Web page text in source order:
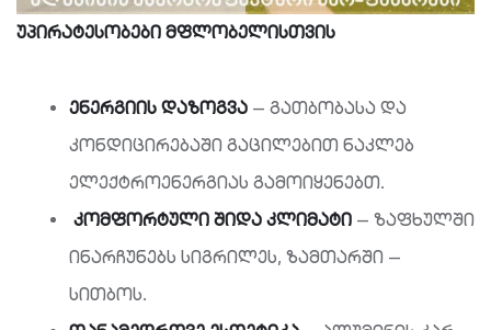
უპირატესობები მფლობელისთვის
ენერგიის დაზოგვა — გათბობასა და
კონდიცირებაში გაცილებით ნაკლებ
ელექტროენერგიას გამოიყენებთ.
კომფორტული შიდა კლიმატი — ზაფხულში
ინარჩუნებს სიგრილეს, ზამთარში —
სითბოს.